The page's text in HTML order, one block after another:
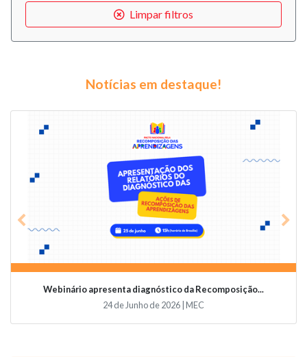
Limpar filtros
Notícias em destaque!
Webinário apresenta diagnóstico da Recomposição...
24 de Junho de 2026 | MEC
Previous